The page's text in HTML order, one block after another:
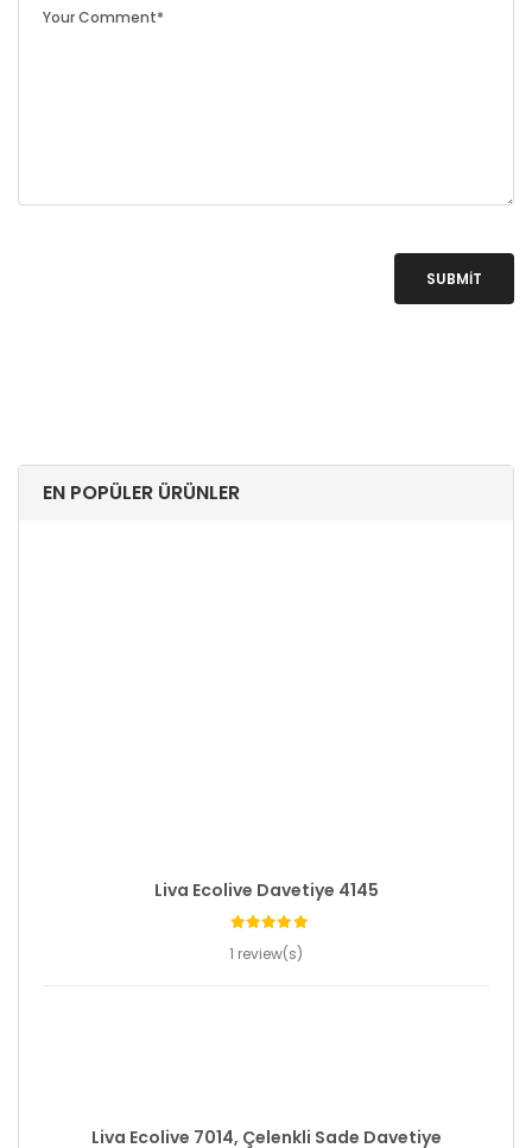
SUBMIT
EN POPÜLER ÜRÜNLER
Liva Ecolive Davetiye 4145
1 review(s)
Liva Ecolive 7014, Çelenkli Sade Davetiye